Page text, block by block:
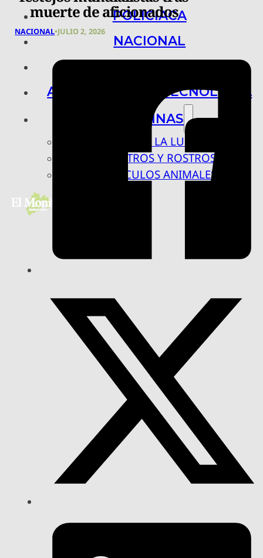
POLICIACA
NACIONAL
ARTE, CIENCIA Y TECNOLOGÍA
COLUMNAS
BAJO LA LUPA
RASTROS Y ROSTROS
VÍNCULOS ANIMALES
muerte de aficionados
NACIONAL•JULIO 2, 2026